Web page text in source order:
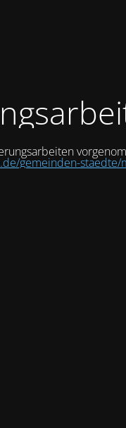
gemeinden-